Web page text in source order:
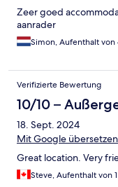
Zeer goed
aanrader
Simon, Aufenthalt von
Verifizierte Bewertung
10/10 –
18. Sept. 2024
Mit Google übersetzen
Great location. Very
Steve, Aufenthalt von